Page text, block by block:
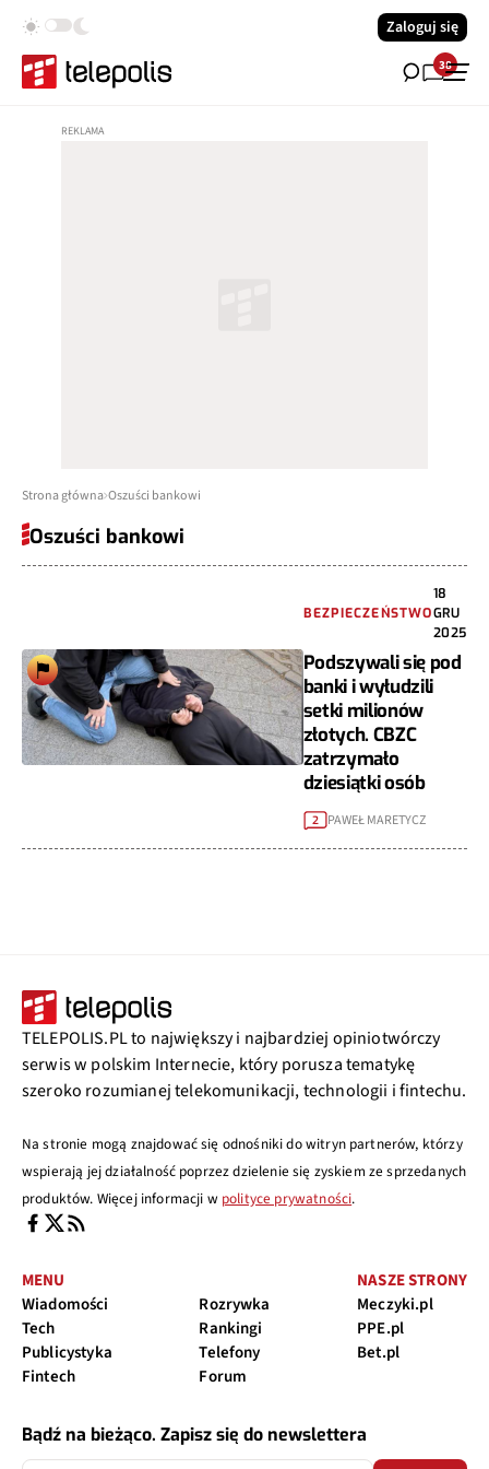
Zaloguj się
38
Strona główna Oszuści bankowi
Oszuści bankowi
BEZPIECZEŃSTWO
18
GRU
2025
Podszywali się pod
banki i wyłudzili
setki milionów
złotych. CBZC
zatrzymało
dziesiątki osób
2 PAWEŁ MARETYCZ
TELEPOLIS.PL to największy i najbardziej opiniotwórczy
serwis w polskim Internecie, który porusza tematykę
szeroko rozumianej telekomunikacji, technologii i fintechu.
Na stronie mogą znajdować się odnośniki do witryn partnerów, którzy
wspierają jej działalność poprzez dzielenie się zyskiem ze sprzedanych
produktów. Więcej informacji w polityce prywatności.
MENU
Wiadomości
Tech
Publicystyka
Fintech
Rozrywka
Rankingi
Telefony
Forum
NASZE STRONY
Meczyki.pl
PPE.pl
Bet.pl
Bądź na bieżąco. Zapisz się do newslettera